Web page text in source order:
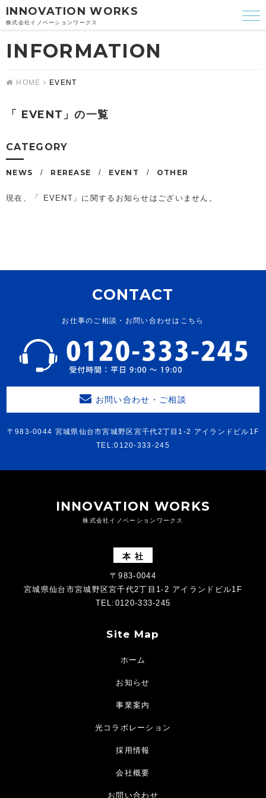
INNOVATION WORKS
株式会社イノベーションワークス
INFORMATION
HOME EVENT
「 EVENT」の一覧
CATEGORY
NEWS REREASE EVENT OTHER
現在、「 EVENT」に関するお知らせはございません。
CONTACT
お仕事のご相談・お問い合わせはこちら
お問い合わせ・ご相談
〒983-0044 宮城県仙台市宮城野区宮千代2丁目1-2 アイランドビル1F
TEL:0120-333-245
INNOVATION WORKS
株式会社イノベーションワークス
本 社
〒983-0044
宮城県仙台市宮城野区宮千代2丁目1-2 アイランドビル1F
TEL:0120-333-245
Site Map
ホーム
お知らせ
事業案内
光コラボレーション
採用情報
会社概要
お問い合わせ